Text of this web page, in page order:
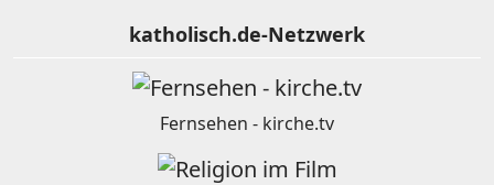
katholisch.de-Netzwerk
Fernsehen - kirche.tv